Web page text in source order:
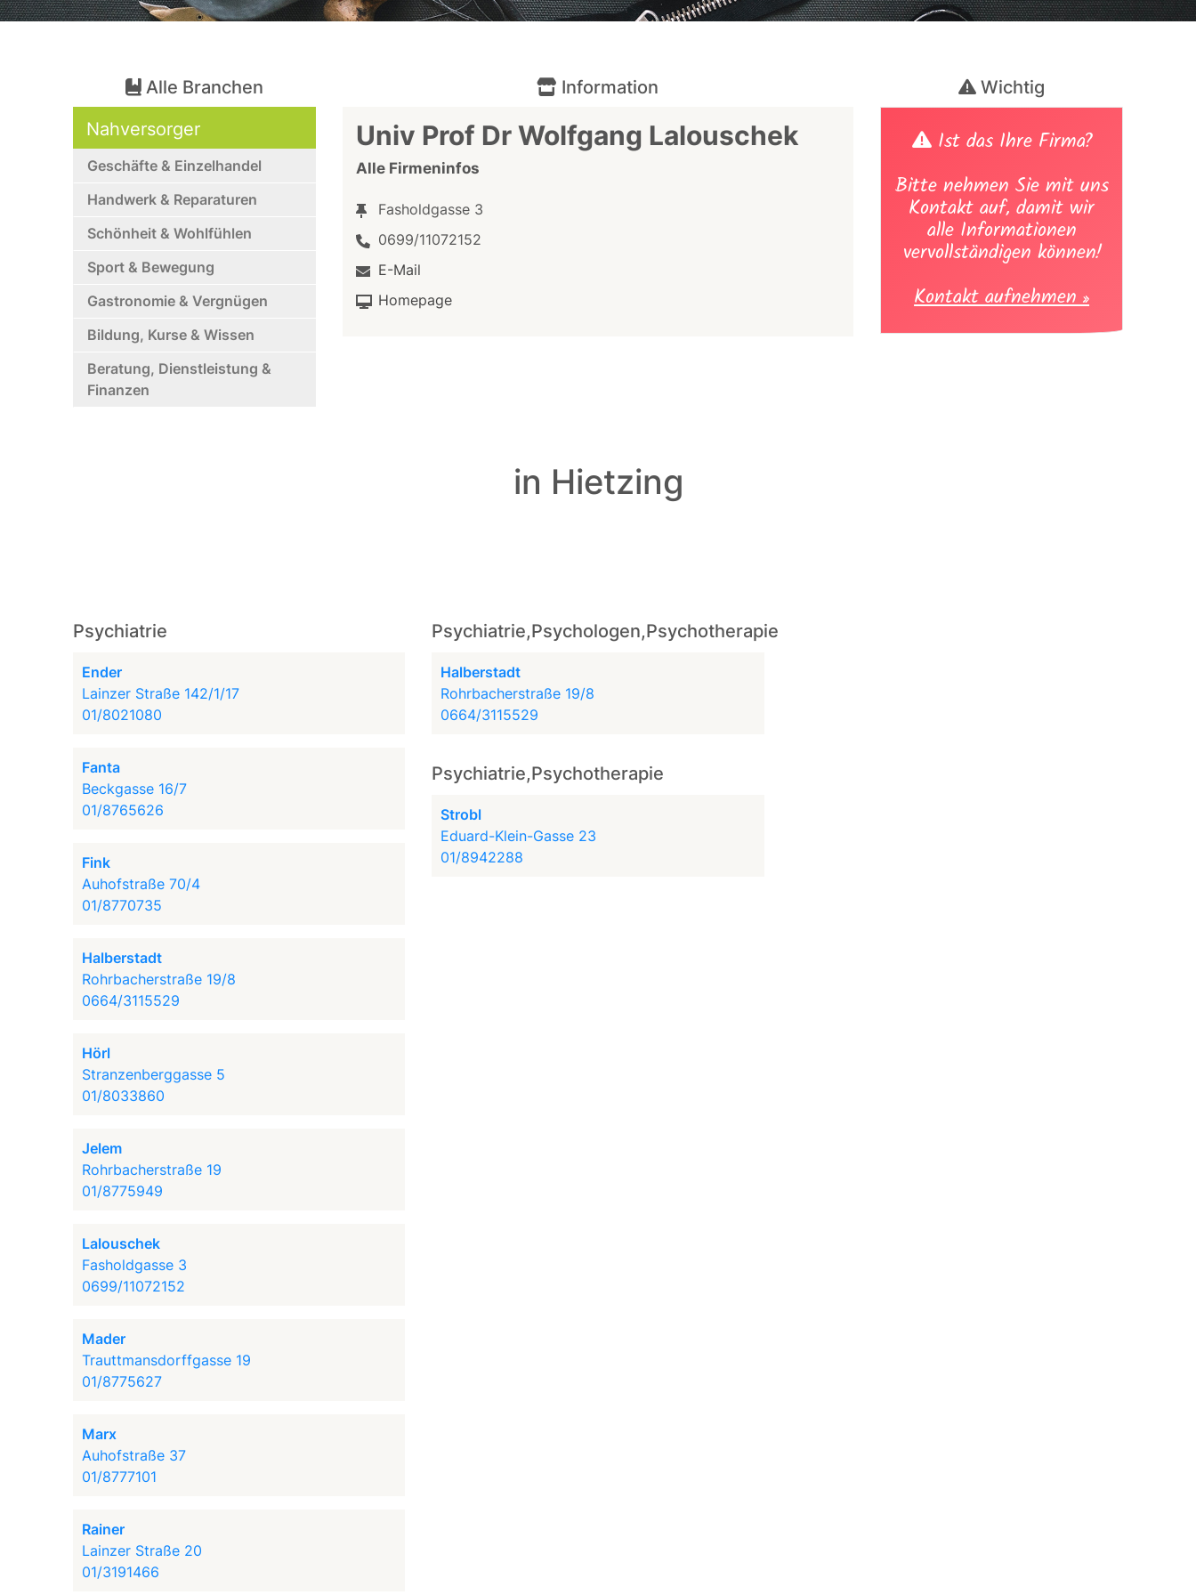
Alle Branchen Information
Wichtig
Nahversorger
Geschäfte & Einzelhandel
Handwerk & Reparaturen
Schönheit & Wohlfühlen
Sport & Bewegung
Gastronomie & Vergnügen
Bildung, Kurse & Wissen
Beratung, Dienstleistung &
Finanzen
Univ Prof Dr Wolfgang Lalouschek
Alle Firmeninfos
Fasholdgasse 3
0699/11072152
E-Mail
Homepage
Ist das Ihre Firma?
Bitte nehmen Sie mit uns
Kontakt auf, damit wir
alle Informationen
vervollständigen können!
Kontakt aufnehmen »
in Hietzing
Psychiatrie
Ender
Lainzer Straße 142/1/17
01/8021080
Fanta
Beckgasse 16/7
01/8765626
Fink
Auhofstraße 70/4
01/8770735
Halberstadt
Rohrbacherstraße 19/8
0664/3115529
Hörl
Stranzenberggasse 5
01/8033860
Jelem
Rohrbacherstraße 19
01/8775949
Lalouschek
Fasholdgasse 3
0699/11072152
Mader
Trauttmansdorffgasse 19
01/8775627
Marx
Auhofstraße 37
01/8777101
Rainer
Lainzer Straße 20
01/3191466
Psychiatrie,Psychologen,Psychotherapie
Halberstadt
Rohrbacherstraße 19/8
0664/3115529
Psychiatrie,Psychotherapie
Strobl
Eduard-Klein-Gasse 23
01/8942288